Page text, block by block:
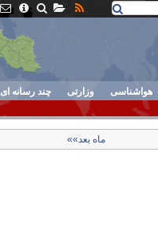
هواشناسی وزارتی چند رسانه ای
ماه بعد»»